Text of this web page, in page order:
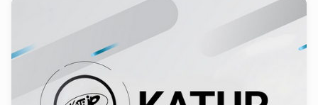
istikrarını koruyacak token ekonomisine göre hareket
edecek ve müşterisine belirttiği hizmetleri sunarak başarılı
bir proje olmasını sağlayacaktır.